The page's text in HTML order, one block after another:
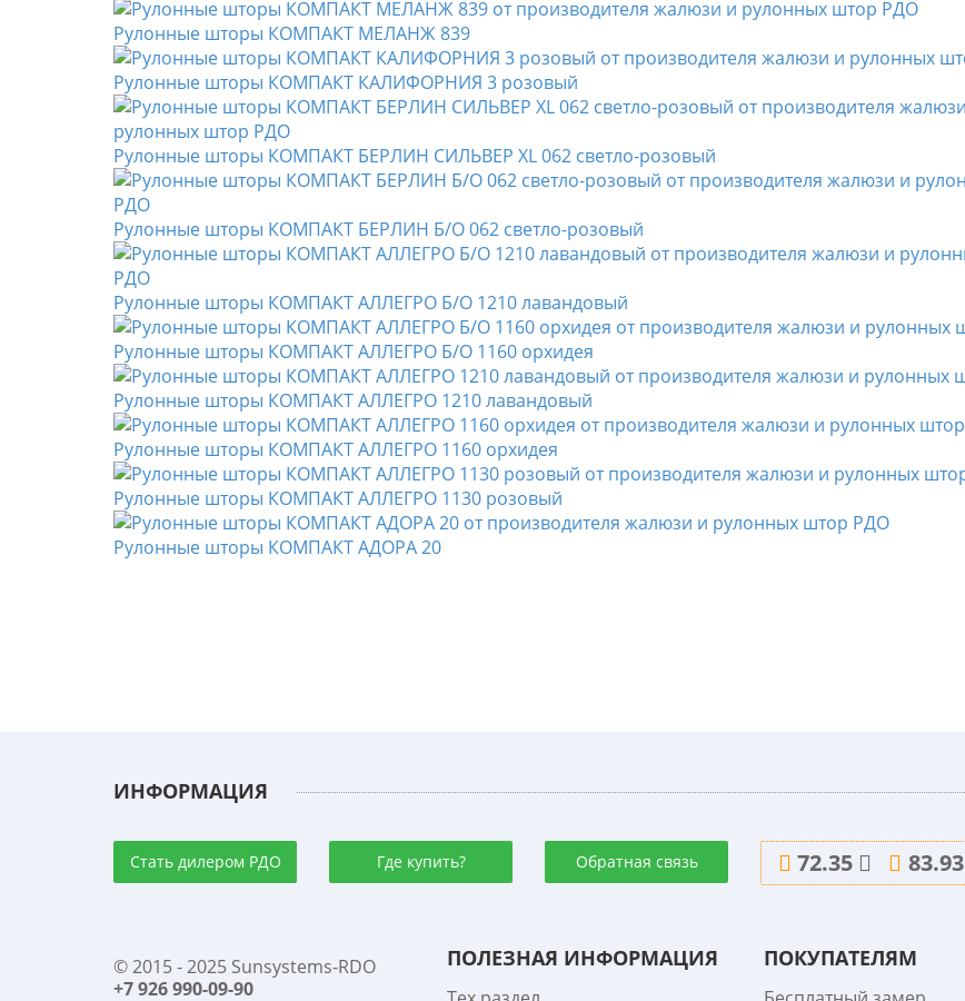
Рулонные шторы КОМПАКТ МЕЛАНЖ 839
Рулонные шторы КОМПАКТ КАЛИФОРНИЯ 3 розовый
Рулонные шторы КОМПАКТ БЕРЛИН СИЛЬВЕР XL 062 светло-розовый
Рулонные шторы КОМПАКТ БЕРЛИН Б/О 062 светло-розовый
Рулонные шторы КОМПАКТ АЛЛЕГРО Б/О 1210 лавандовый
Рулонные шторы КОМПАКТ АЛЛЕГРО Б/О 1160 орхидея
Рулонные шторы КОМПАКТ АЛЛЕГРО 1210 лавандовый
Рулонные шторы КОМПАКТ АЛЛЕГРО 1160 орхидея
Рулонные шторы КОМПАКТ АЛЛЕГРО 1130 розовый
Рулонные шторы КОМПАКТ АДОРА 20
ИНФОРМАЦИЯ
Стать дилером РДО Где купить? Обратная связь 72.35 83.93
© 2015 - 2025 Sunsystems-RDO
+7 926 990-09-90
ПОЛЕЗНАЯ ИНФОРМАЦИЯ ПОКУПАТЕЛЯМ